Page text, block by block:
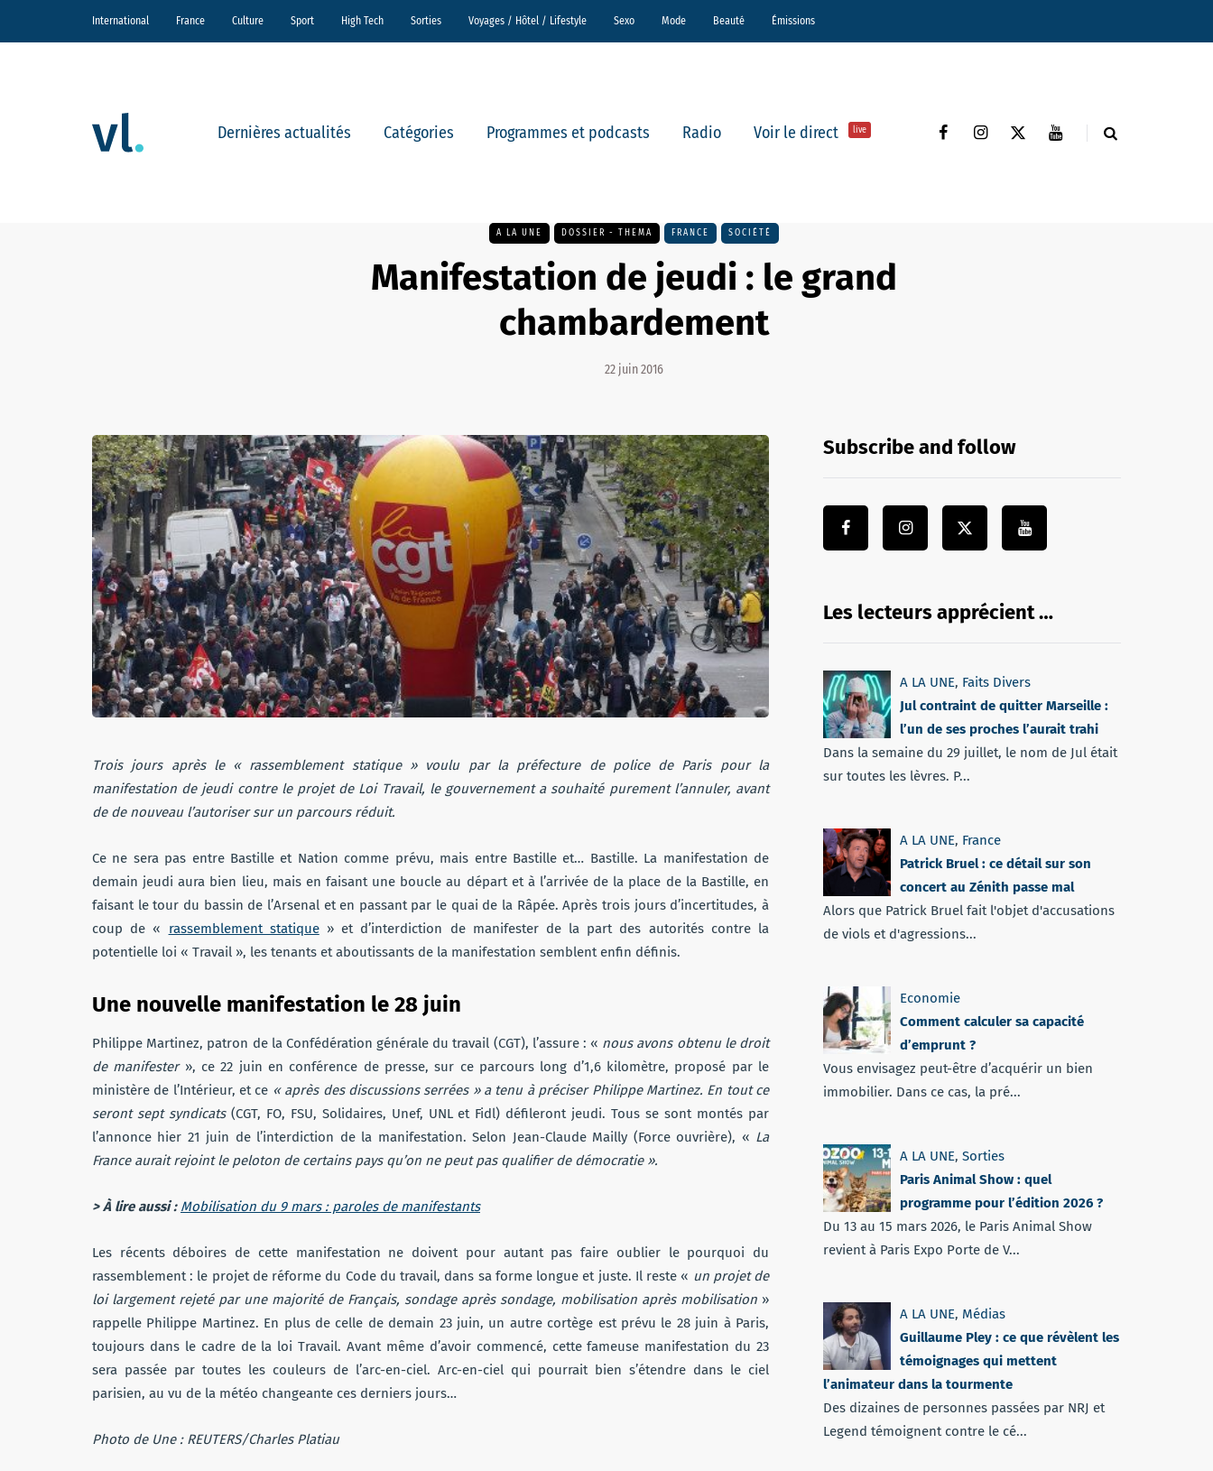
International France Culture Sport High Tech Sorties Voyages / Hôtel / Lifestyle Sexo Mode Beauté Émissions
Dernières actualités Catégories Programmes et podcasts Radio Voir le direct live
A LA UNE DOSSIER - THEMA FRANCE SOCIÉTÉ
Manifestation de jeudi : le grand
chambardement
22 juin 2016
Trois jours après le « rassemblement statique » voulu par la préfecture de police de Paris pour la
manifestation de jeudi contre le projet de Loi Travail, le gouvernement a souhaité purement l’annuler, avant
de de nouveau l’autoriser sur un parcours réduit.
Ce ne sera pas entre Bastille et Nation comme prévu, mais entre Bastille et… Bastille. La manifestation de
demain jeudi aura bien lieu, mais en faisant une boucle au départ et à l’arrivée de la place de la Bastille, en
faisant le tour du bassin de l’Arsenal et en passant par le quai de la Râpée. Après trois jours d’incertitudes, à
coup de « rassemblement statique» et d’interdiction de manifester de la part des autorités contre la
potentielle loi « Travail », les tenants et aboutissants de la manifestation semblent enfin définis.
Une nouvelle manifestation le 28 juin
Philippe Martinez, patron de la Confédération générale du travail (CGT), l’assure : « nous avons obtenu le droit
de manifester», ce 22 juin en conférence de presse, sur ce parcours long d’1,6 kilomètre, proposé par le
ministère de l’Intérieur, et ce « après des discussions serrées » a tenu à préciser Philippe Martinez. En tout ce
seront sept syndicats (CGT, FO, FSU, Solidaires, Unef, UNL et Fidl) défileront jeudi. Tous se sont montés par
l’annonce hier 21 juin de l’interdiction de la manifestation. Selon Jean-Claude Mailly (Force ouvrière), « La
France aurait rejoint le peloton de certains pays qu’on ne peut pas qualifier de démocratie ».
> À lire aussi : Mobilisation du 9 mars : paroles de manifestants
Les récents déboires de cette manifestation ne doivent pour autant pas faire oublier le pourquoi du
rassemblement : le projet de réforme du Code du travail, dans sa forme longue et juste. Il reste « un projet de
loi largement rejeté par une majorité de Français, sondage après sondage, mobilisation après mobilisation »
rappelle Philippe Martinez. En plus de celle de demain 23 juin, un autre cortège est prévu le 28 juin à Paris,
toujours dans le cadre de la loi Travail. Avant même d’avoir commencé, cette fameuse manifestation du 23
sera passée par toutes les couleurs de l’arc-en-ciel. Arc-en-ciel qui pourrait bien s’étendre dans le ciel
parisien, au vu de la météo changeante ces derniers jours…
Photo de Une : REUTERS/Charles Platiau
Subscribe and follow
Les lecteurs apprécient …
A LA UNE, Faits Divers
Jul contraint de quitter Marseille :
l’un de ses proches l’aurait trahi
Dans la semaine du 29 juillet, le nom de Jul était
sur toutes les lèvres. P...
A LA UNE, France
Patrick Bruel : ce détail sur son
concert au Zénith passe mal
Alors que Patrick Bruel fait l'objet d'accusations
de viols et d'agressions...
Economie
Comment calculer sa capacité
d’emprunt ?
Vous envisagez peut-être d’acquérir un bien
immobilier. Dans ce cas, la pré...
A LA UNE, Sorties
Paris Animal Show : quel
programme pour l’édition 2026 ?
Du 13 au 15 mars 2026, le Paris Animal Show
revient à Paris Expo Porte de V...
A LA UNE, Médias
Guillaume Pley : ce que révèlent les
témoignages qui mettent
l’animateur dans la tourmente
Des dizaines de personnes passées par NRJ et
Legend témoignent contre le cé...